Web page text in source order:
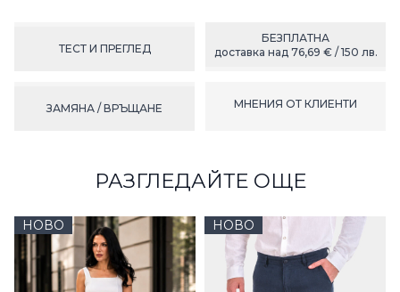
ТЕСТ И ПРЕГЛЕД
БЕЗПЛАТНА
доставка над 76,69 € / 150 лв.
ЗАМЯНА / ВРЪЩАНЕ МНЕНИЯ ОТ КЛИЕНТИ
РАЗГЛЕДАЙТЕ ОЩЕ
НОВО НОВО